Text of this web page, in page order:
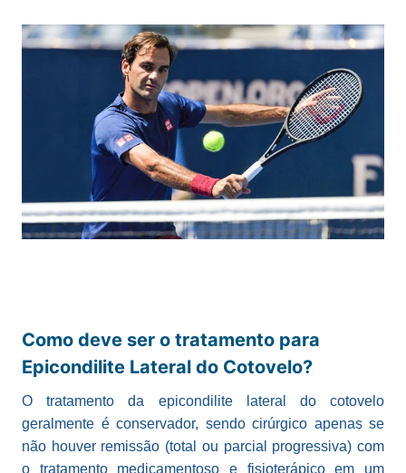
Como deve ser o tratamento para
Epicondilite Lateral do Cotovelo?
O tratamento da epicondilite lateral do cotovelo
geralmente é conservador, sendo cirúrgico apenas se
não houver remissão (total ou parcial progressiva) com
o tratamento medicamentoso e fisioterápico em um